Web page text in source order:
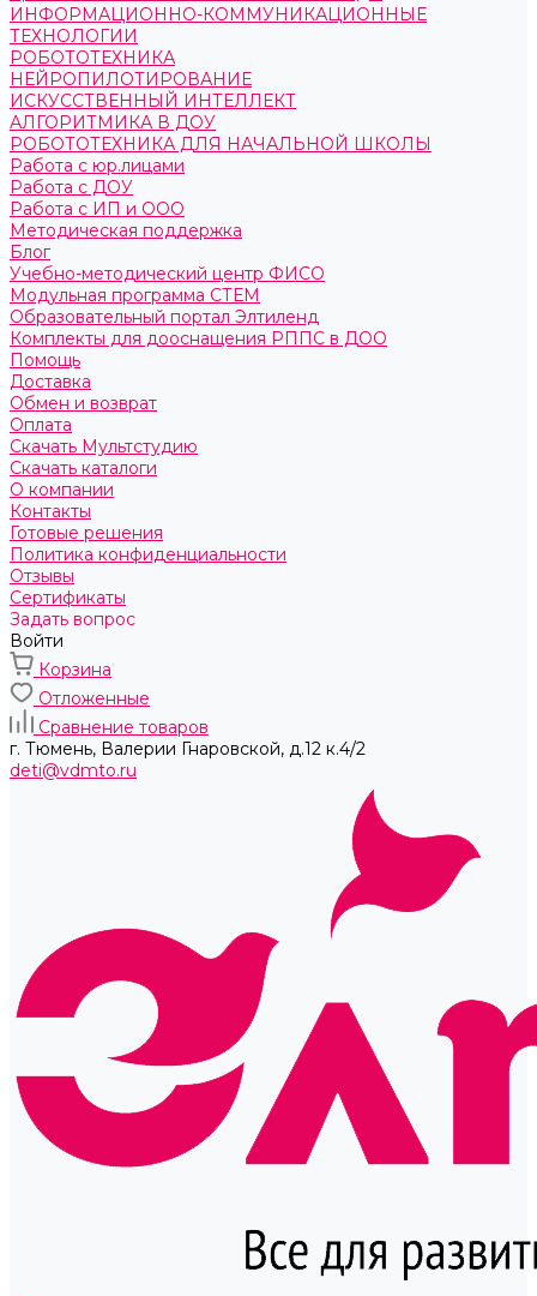
ИНФОРМАЦИОННО-КОММУНИКАЦИОННЫЕ
ТЕХНОЛОГИИ
РОБОТОТЕХНИКА
НЕЙРОПИЛОТИРОВАНИЕ
ИСКУССТВЕННЫЙ ИНТЕЛЛЕКТ
АЛГОРИТМИКА В ДОУ
РОБОТОТЕХНИКА ДЛЯ НАЧАЛЬНОЙ ШКОЛЫ
Работа с юр.лицами
Работа с ДОУ
Работа с ИП и ООО
Методическая поддержка
Блог
Учебно-методический центр ФИСО
Модульная программа СТЕМ
Образовательный портал Элтиленд
Комплекты для дооснащения РППС в ДОО
Помощь
Доставка
Обмен и возврат
Оплата
Скачать Мультстудию
Скачать каталоги
О компании
Контакты
Готовые решения
Политика конфиденциальности
Отзывы
Сертификаты
Задать вопрос
Войти
Корзина
Отложенные
Сравнение товаров
г. Тюмень, ​Валерии Гнаровской, д.12 к.4/2
deti@vdmto.ru